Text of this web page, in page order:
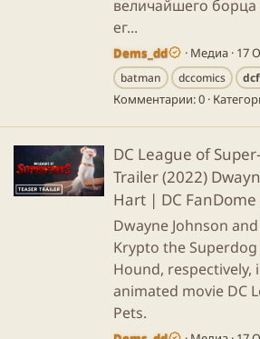
величайшего борца
ег...
Dems_dd Медиа 17
batman
dccomics
Комментарии: 0
DC League of
Trailer (2022)
Hart | DC FanDome
Dwayne Johnson
Krypto the
Hound, respectively,
animated movie DC
Pets.